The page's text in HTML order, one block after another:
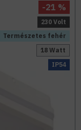
Természetes fehér
18 Watt
230 Volt
IP54
-21 %